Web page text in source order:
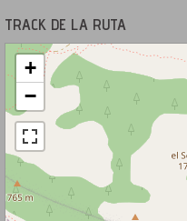
TRACK DE LA RUTA
+
−